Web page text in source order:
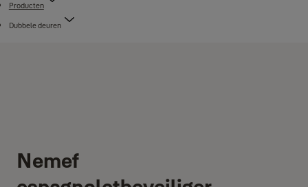
Producten
Dubbele deuren
Nemef